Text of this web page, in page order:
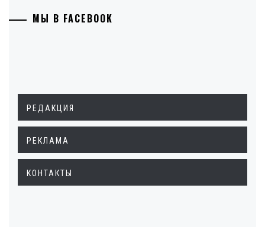
МЫ В FACEBOOK
РЕДАКЦИЯ
РЕКЛАМА
КОНТАКТЫ